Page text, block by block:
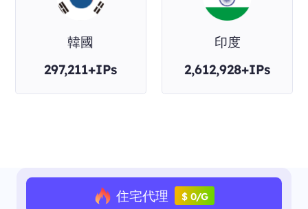
韓國
297,211+IPs
印度
2,612,928+IPs
住宅代理 $ 0/G